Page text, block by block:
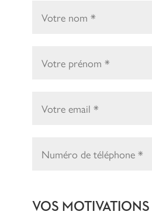
VOS MOTIVATIONS